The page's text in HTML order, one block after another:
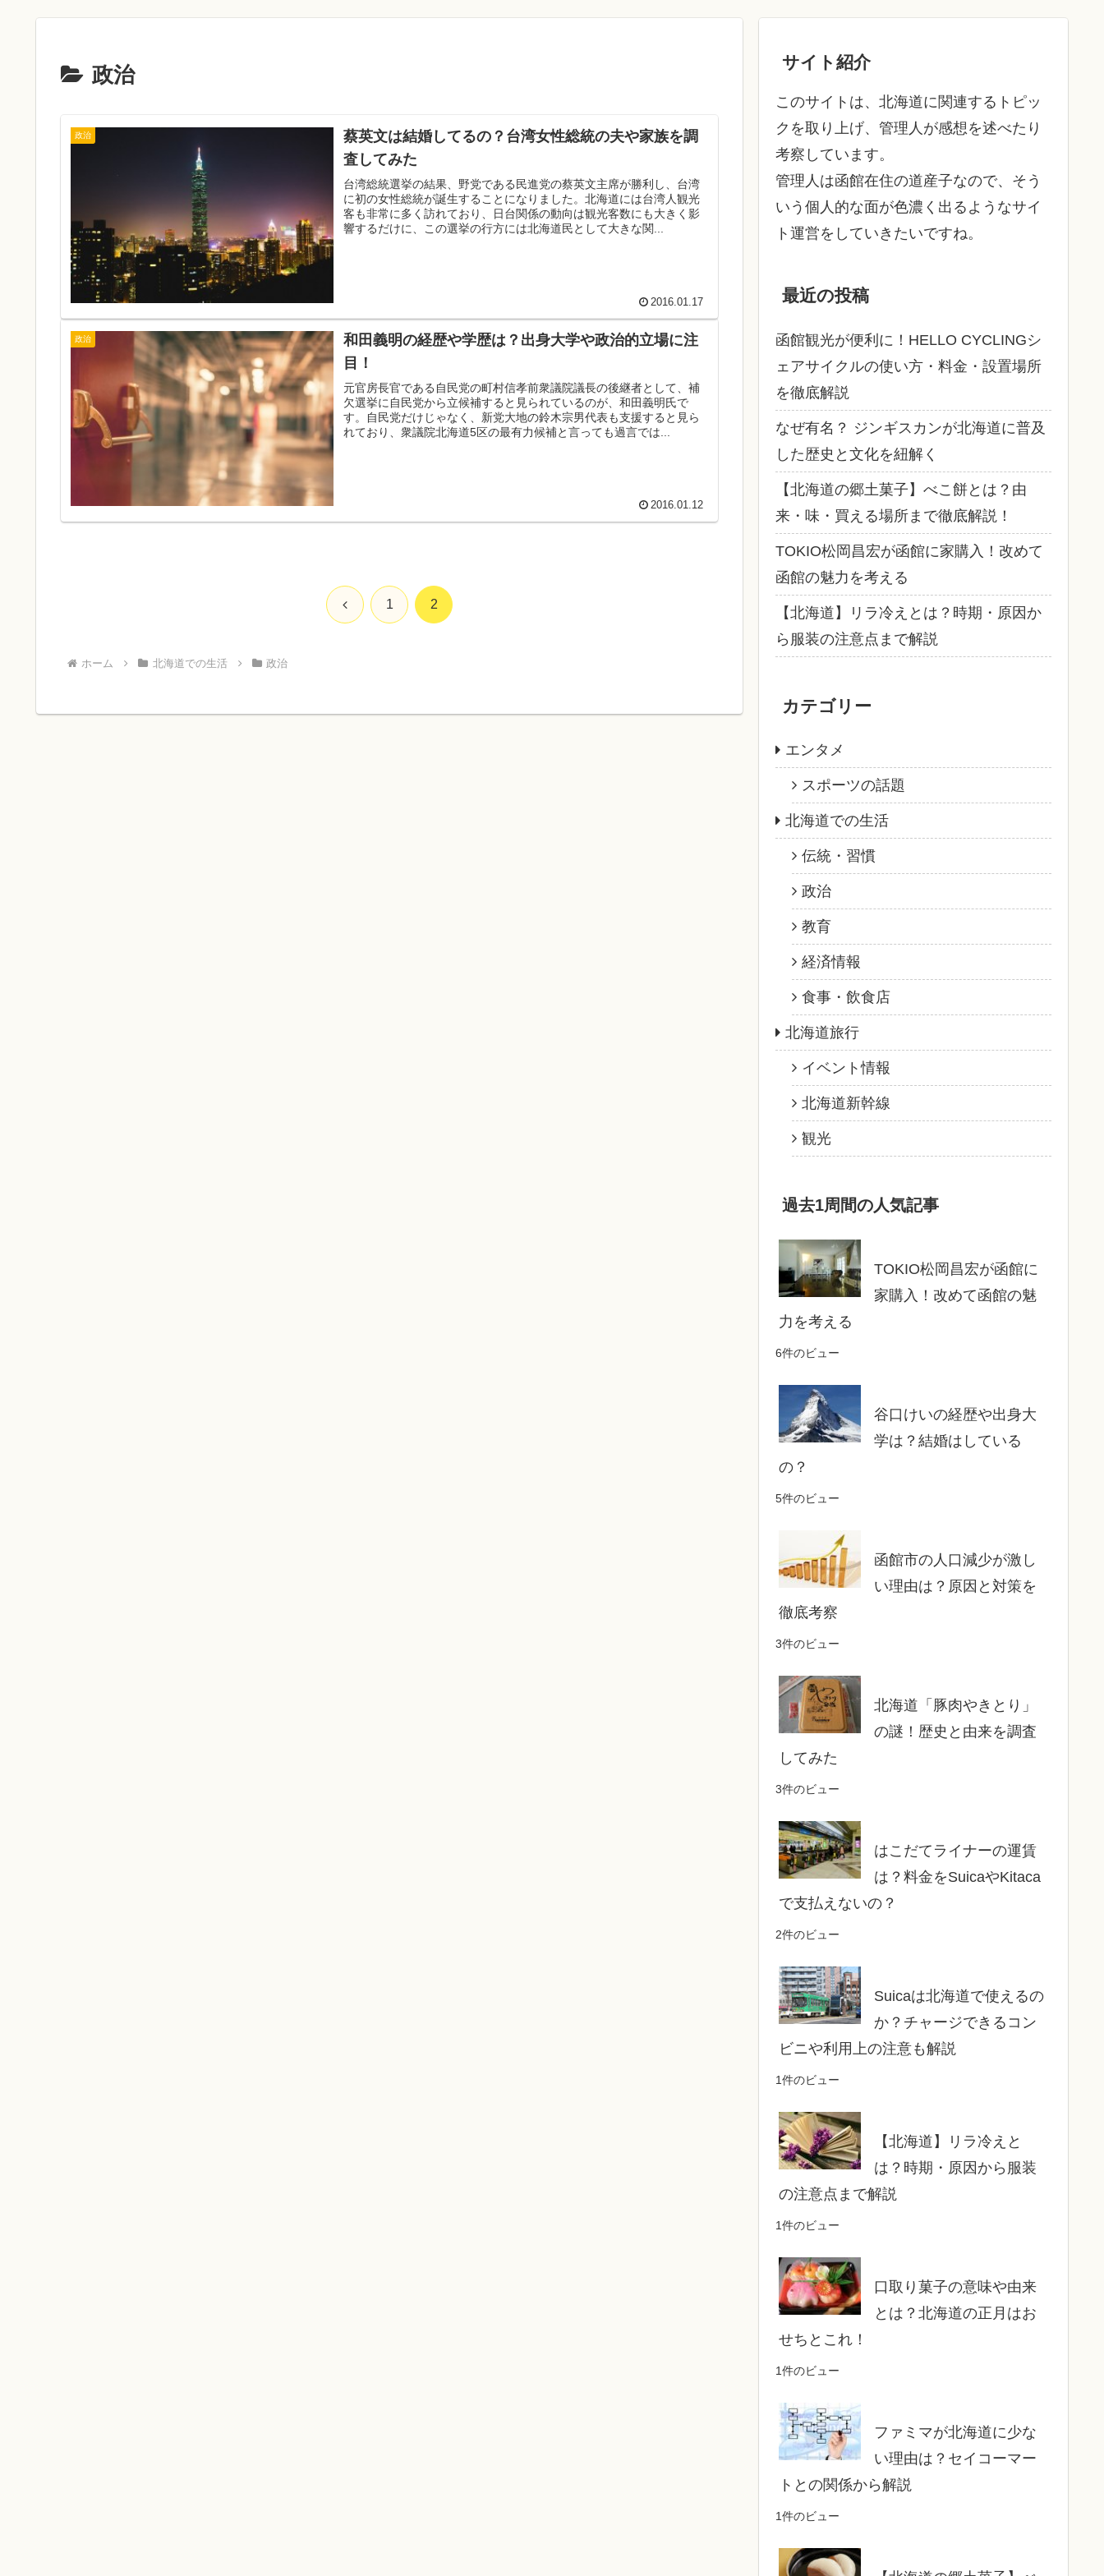
政治
政治
蔡英文は結婚してるの？台湾女性総統の夫や家族を調
査してみた
台湾総統選挙の結果、野党である民進党の蔡英文主席が勝利し、台湾
に初の女性総統が誕生することになりました。北海道には台湾人観光
客も非常に多く訪れており、日台関係の動向は観光客数にも大きく影
響するだけに、この選挙の行方には北海道民として大きな関...
2016.01.17
政治
和田義明の経歴や学歴は？出身大学や政治的立場に注
目！
元官房長官である自民党の町村信孝前衆議院議長の後継者として、補
欠選挙に自民党から立候補すると見られているのが、和田義明氏で
す。自民党だけじゃなく、新党大地の鈴木宗男代表も支援すると見ら
れており、衆議院北海道5区の最有力候補と言っても過言では...
2016.01.12
前 1 2
ホーム 北海道での生活 政治
サイト紹介
このサイトは、北海道に関連するトピッ
クを取り上げ、管理人が感想を述べたり
考察しています。
管理人は函館在住の道産子なので、そう
いう個人的な面が色濃く出るようなサイ
ト運営をしていきたいですね。
最近の投稿
函館観光が便利に！HELLO CYCLINGシ
ェアサイクルの使い方・料金・設置場所
を徹底解説
なぜ有名？ ジンギスカンが北海道に普及
した歴史と文化を紐解く
【北海道の郷土菓子】べこ餅とは？由
来・味・買える場所まで徹底解説！
TOKIO松岡昌宏が函館に家購入！改めて
函館の魅力を考える
【北海道】リラ冷えとは？時期・原因か
ら服装の注意点まで解説
カテゴリー
エンタメ
スポーツの話題
北海道での生活
伝統・習慣
政治
教育
経済情報
食事・飲食店
北海道旅行
イベント情報
北海道新幹線
観光
過去1周間の人気記事
TOKIO松岡昌宏が函館に
家購入！改めて函館の魅
力を考える
6件のビュー
谷口けいの経歴や出身大
学は？結婚はしている
の？
5件のビュー
函館市の人口減少が激し
い理由は？原因と対策を
徹底考察
3件のビュー
北海道「豚肉やきとり」
の謎！歴史と由来を調査
してみた
3件のビュー
はこだてライナーの運賃
は？料金をSuicaやKitaca
で支払えないの？
2件のビュー
Suicaは北海道で使えるの
か？チャージできるコン
ビニや利用上の注意も解説
1件のビュー
【北海道】リラ冷えと
は？時期・原因から服装
の注意点まで解説
1件のビュー
口取り菓子の意味や由来
とは？北海道の正月はお
せちとこれ！
1件のビュー
ファミマが北海道に少な
い理由は？セイコーマー
トとの関係から解説
1件のビュー